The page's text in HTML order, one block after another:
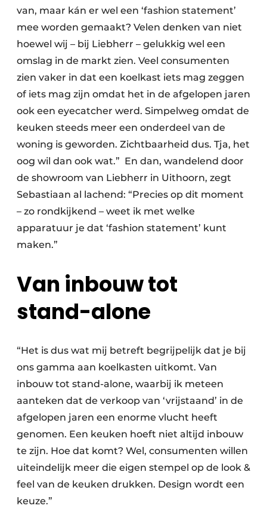
van, maar kán er wel een ‘fashion statement’
mee worden gemaakt? Velen denken van niet
hoewel wij – bij Liebherr – gelukkig wel een
omslag in de markt zien. Veel consumenten
zien vaker in dat een koelkast iets mag zeggen
of iets mag zijn omdat het in de afgelopen jaren
ook een eyecatcher werd. Simpelweg omdat de
keuken steeds meer een onderdeel van de
woning is geworden. Zichtbaarheid dus. Tja, het
oog wil dan ook wat.” En dan, wandelend door
de showroom van Liebherr in Uithoorn, zegt
Sebastiaan al lachend: “Precies op dit moment
– zo rondkijkend – weet ik met welke
apparatuur je dat ‘fashion statement’ kunt
maken.”
Van inbouw tot
stand-alone
“Het is dus wat mij betreft begrijpelijk dat je bij
ons gamma aan koelkasten uitkomt. Van
inbouw tot stand-alone, waarbij ik meteen
aanteken dat de verkoop van ‘vrijstaand’ in de
afgelopen jaren een enorme vlucht heeft
genomen. Een keuken hoeft niet altijd inbouw
te zijn. Hoe dat komt? Wel, consumenten willen
uiteindelijk meer die eigen stempel op de look &
feel van de keuken drukken. Design wordt een
keuze.”